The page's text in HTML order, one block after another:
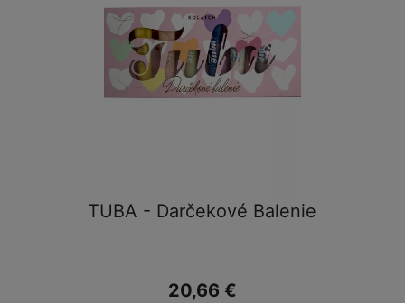
TUBA - Darčekové Balenie
20,66 €